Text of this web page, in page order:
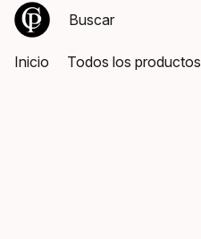
Inicio Todos los productos